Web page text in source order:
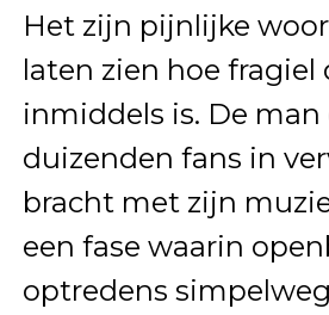
Het zijn pijnlijke
laten zien hoe fragiel
inmiddels is. De
duizenden fans in
bracht met zijn
een fase waarin
optredens